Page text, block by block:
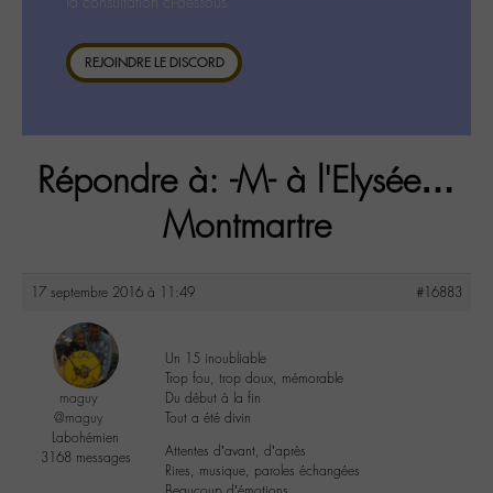
REJOINDRE LE DISCORD
Répondre à: -M- à l'Elysée…
Montmartre
17 septembre 2016 à 11:49 #16883
maguy
@maguy
Labohémien
3168 messages
Un 15 inoubliable
Trop fou, trop doux, mémorable
Du début à la fin
Tout a été divin
Attentes d’avant, d’après
Rires, musique, paroles échangées